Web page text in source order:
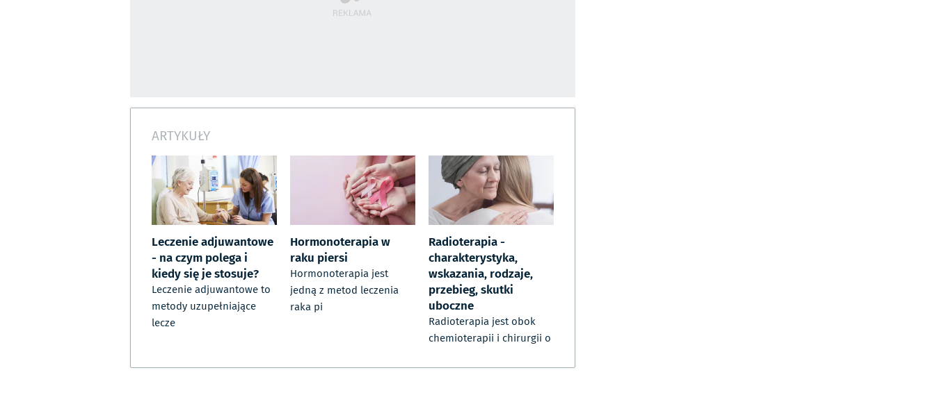
ARTYKUŁY
Leczenie adjuwantowe
- na czym polega i
kiedy się je stosuje?
Leczenie adjuwantowe to
metody uzupełniające
lecze
Hormonoterapia w
raku piersi
Hormonoterapia jest
jedną z metod leczenia
raka pi
Radioterapia -
charakterystyka,
wskazania, rodzaje,
przebieg, skutki
uboczne
Radioterapia jest obok
chemioterapii i chirurgii o